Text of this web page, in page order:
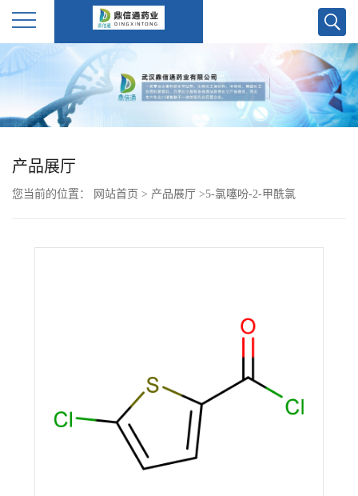
公
产品展厅
您当前的位置： 网站首页 > 产品展厅 >5-氯噻吩-2-甲酰氯